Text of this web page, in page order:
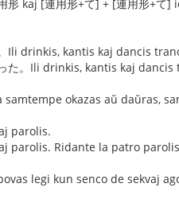
形 kaj [連用形+て] + [連用形+
Ili drinkis, kantis kaj dancis
た。Ili drinkis, kantis kaj dancis
okazas aŭ daŭras,
parolis.
parolis. Ridante la patro
legi kun senco de sekvaj